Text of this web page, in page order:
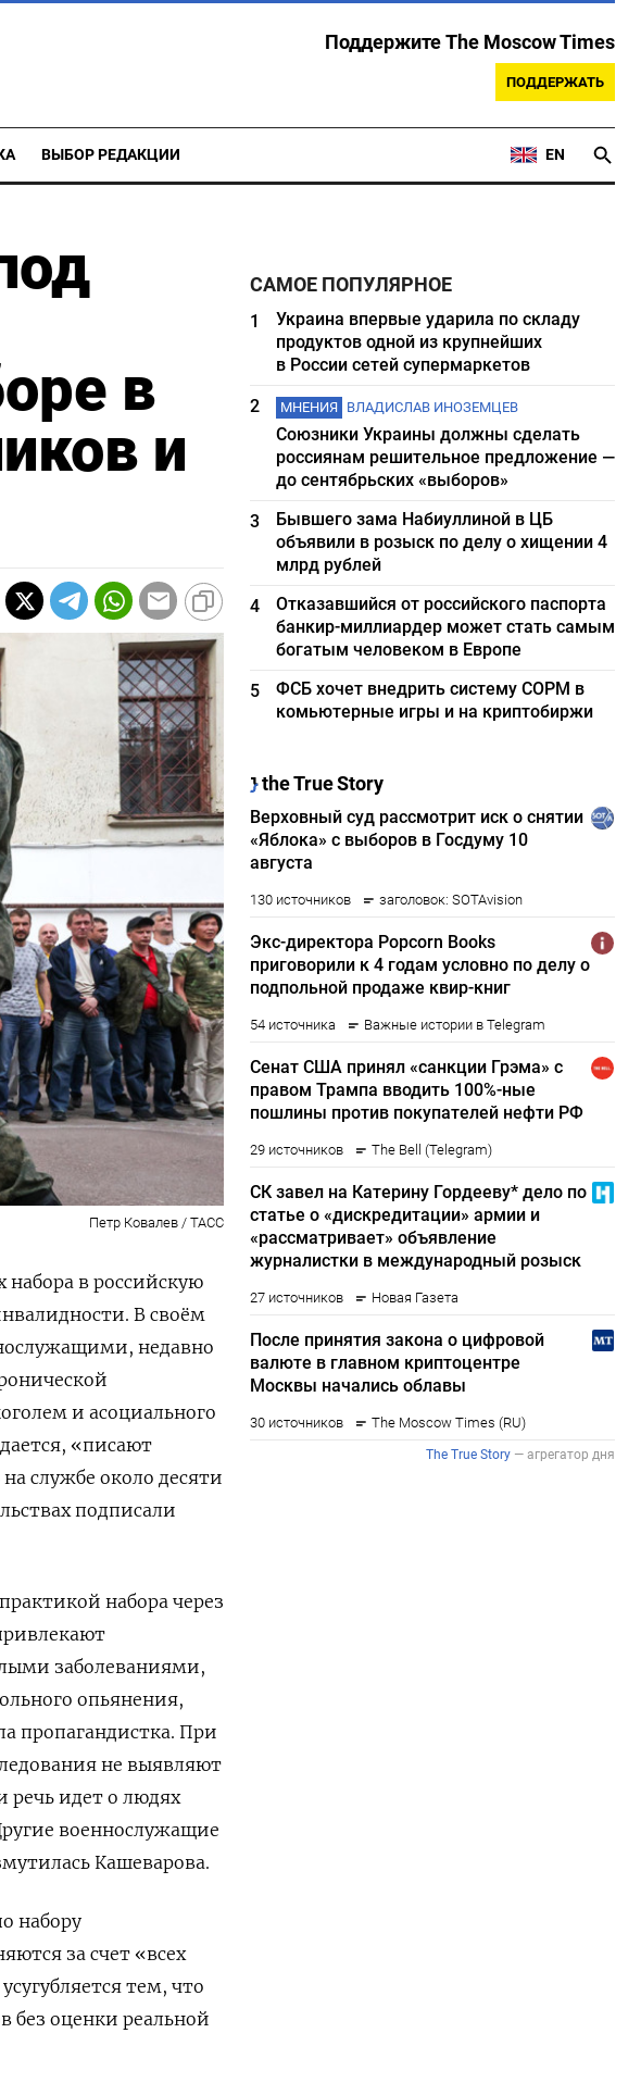
Поддержите The Moscow Times
ПОДДЕРЖАТЬ
ВЫБОР РЕДАКЦИИ EN
в
и
Петр Ковалев / ТАСС
набора в российскую
В своём
недавно
и асоциального
«писают
службе около десяти
подписали
набора через
заболеваниями,
опьянения,
пропагандистка. При
не выявляют
речь идет о людях
военнослужащие
Кашеварова.
набору
за счет «всех
тем, что
без оценки реальной
САМОЕ ПОПУЛЯРНОЕ
1
Украина впервые ударила по складу
продуктов одной из крупнейших
в России сетей супермаркетов
2
МНЕНИЯ ВЛАДИСЛАВ ИНОЗЕМЦЕВ
Союзники Украины должны сделать
россиянам решительное предложение —
до сентябрьских «выборов»
3
Бывшего зама Набиуллиной в ЦБ
объявили в розыск по делу о хищении 4
млрд рублей
4
Отказавшийся от российского паспорта
банкир-миллиардер может стать самым
богатым человеком в Европе
5
ФСБ хочет внедрить систему СОРМ в
комьютерные игры и на криптобиржи